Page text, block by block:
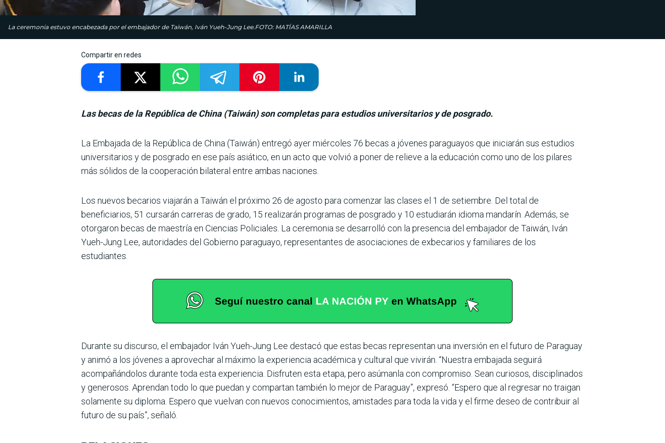
La ceremonia estuvo encabezada por el embajador de Taiwán, Iván Yueh-Jung Lee.FOTO: MATÍAS AMARILLA
Compartir en redes
Las becas de la República de China (Taiwán) son completas para estudios universitarios y de posgrado.
La Embajada de la Repú­blica de China (Tai­wán) entregó ayer miércoles 76 becas a jóvenes paraguayos que iniciarán sus estudios
universitarios y de posgrado en ese país asiático, en un acto que volvió a poner de relieve a la educación como uno de los pilares
más sóli­dos de la cooperación bilate­ral entre ambas naciones.
Los nuevos becarios viaja­rán a Taiwán el próximo 26 de agosto para comenzar las clases el 1 de setiembre. Del total de
beneficiarios, 51 cursarán carreras de grado, 15 realizarán programas de posgrado y 10 estudiarán idioma mandarín. Además, se
otorgaron becas de maes­tría en Ciencias Policiales. La ceremonia se desarrolló con la presencia del embaja­dor de Taiwán, Iván
Yueh-Jung Lee, autoridades del Gobierno paraguayo, repre­sentantes de asociaciones de exbecarios y familiares de los
estudiantes.
Durante su discurso, el embajador Iván Yueh-Jung Lee destacó que estas becas representan una inversión en el futuro de Paraguay
y animó a los jóvenes a apro­vechar al máximo la expe­riencia académica y cultural que vivirán. “Nuestra emba­jada seguirá
acompañándo­los durante toda esta expe­riencia. Disfruten esta etapa, pero asúmanla con compro­miso. Sean curiosos, discipli­nados
y generosos. Aprendan todo lo que puedan y compar­tan también lo mejor de Para­guay”, expresó. “Espero que al regresar no traigan
sola­mente su diploma. Espero que vuelvan con nuevos conocimientos, amistades para toda la vida y el firme deseo de contribuir al
futuro de su país”, señaló.